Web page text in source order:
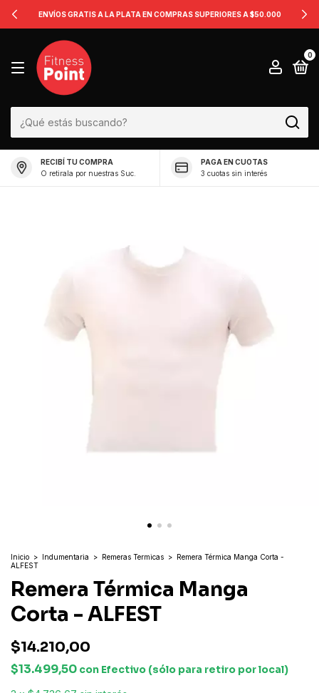
ENVÍOS GRATIS A LA PLATA EN COMPRAS SUPERIORES A $50.000
0
RECIBÍ TU COMPRA
O retirala por nuestras Suc.
PAGA EN CUOTAS
3 cuotas sin interés
Inicio > Indumentaria > Remeras Termicas > Remera Térmica Manga Corta -
ALFEST
Remera Térmica Manga
Corta - ALFEST
$14.210,00
$13.499,50 con Efectivo (sólo para retiro por local)